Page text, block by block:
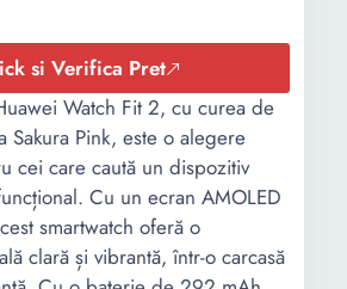
si Verifica Pret
Watch Fit 2, cu curea de
Sakura Pink, este o alegere
cei care caută un dispozitiv
Cu un ecran AMOLED
smartwatch oferă o
clară și vibrantă, într-o carcasă